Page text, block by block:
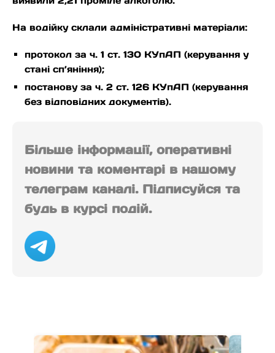
На водійку склали адміністративні матеріали:
протокол за ч. 1 ст. 130 КУпАП (керування у
стані сп’яніння);
постанову за ч. 2 ст. 126 КУпАП (керування
без відповідних документів).
Більше інформації, оперативні
новини та коментарі в нашому
телеграм каналі. Підписуйся та
будь в курсі подій.